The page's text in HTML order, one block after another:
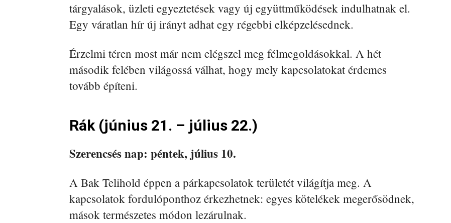
tárgyalások, üzleti egyeztetések vagy új együttműködések indulhatnak el.
Egy váratlan hír új irányt adhat egy régebbi elképzelésednek.
Érzelmi téren most már nem elégszel meg félmegoldásokkal. A hét
második felében világossá válhat, hogy mely kapcsolatokat érdemes
tovább építeni.
Rák (június 21. – július 22.)
Szerencsés nap: péntek, július 10.
A Bak Telihold éppen a párkapcsolatok területét világítja meg. A
kapcsolatok fordulóponthoz érkezhetnek: egyes kötelékek megerősödnek,
mások természetes módon lezárulnak.